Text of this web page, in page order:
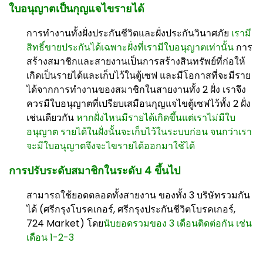
ใบอนุญาตเป็นกุญแจไขรายได้
การทำงานทั้งฝั่งประกันชีวิตและฝั่งประกันวินาศภัย เรามี
สิทธิ์ขายประกันได้เฉพาะฝั่งที่เรามีใบอนุญาตเท่านั้น การ
สร้างสมาชิกและสายงานเป็นการสร้างสินทรัพย์ที่ก่อให้
เกิดเป็นรายได้และเก็บไว้ในตู้เซฟ และมีโอกาสที่จะมีราย
ได้จากการทำงานของสมาชิกในสายงานทั้ง 2 ฝั่ง เราจึง
ควรมีใบอนุญาตที่เปรียบเสมือนกุญแจไขตู้เซฟไว้ทั้ง 2 ฝั่ง
เช่นเดียวกันหากฝั่งไหนมีรายได้เกิดขึ้นแต่เราไม่มีใบ
อนุญาต รายได้ในฝั่งนั้นจะเก็บไว้ในระบบก่อน จนกว่าเรา
จะมีใบอนุญาตจึงจะไขรายได้ออกมาใช้ได้
การปรับระดับสมาชิกในระดับ 4 ขึ้นไป
สามารถใช้ยอดตลอดทั้งสายงาน ของทั้ง 3 บริษัทรวมกัน
ได้ (ศรีกรุงโบรคเกอร์, ศรีกรุงประกันชีวิตโบรคเกอร์,
724 Market) โดยนับยอดรวมของ 3 เดือนติดต่อกัน เช่น
เดือน 1-2-3